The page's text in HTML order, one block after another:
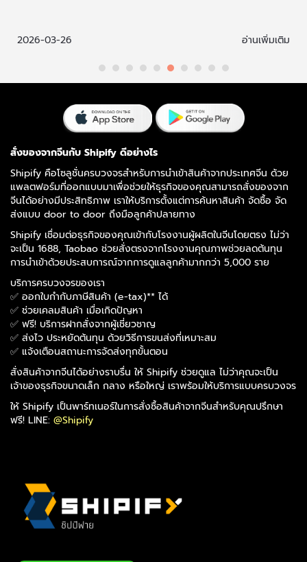
2026-03-26 อ่านเพิ่มเติม
สั่งของจากจีนกับ Shipify ดีอย่างไร
Shipify คือโซลูชั่นครบวงจรสำหรับการนำเข้าสินค้าจากประเทศจีน ด้วย
แพลตฟอร์มที่ออกแบบมาเพื่อช่วยให้ธุรกิจของคุณสามารถสั่งของจาก
จีนได้อย่างมีประสิทธิภาพ เราให้บริการตั้งแต่การค้นหาสินค้า จัดซื้อ จัด
ส่งแบบ door to door ถึงมือลูกค้าปลายทาง
Shipify เชื่อมต่อธุรกิจของคุณเข้ากับโรงงานผู้ผลิตในจีนโดยตรง ไม่ว่า
จะเป็น 1688, Taobao ช่วยสั่งตรงจากโรงงานคุณภาพช่วยลดต้นทุน
การนำเข้าด้วยประสบการณ์จากการดูแลลูกค้ามากกว่า 5,000 ราย
บริการครบวงจรของเรา
✅ ออกใบกำกับภาษีสินค้า (e-tax)** ได้
✅ ช่วยเคลมสินค้า เมื่อเกิดปัญหา
✅ ฟรี! บริการฝากสั่งจากผู้เชี่ยวชาญ
✅ ส่งไว ประหยัดต้นทุน ด้วยวิธีการขนส่งที่เหมาะสม
✅ แจ้งเตือนสถานะการจัดส่งทุกขั้นตอน
สั่งสินค้าจากจีนได้อย่างราบรื่น ให้ Shipify ช่วยดูแล ไม่ว่าคุณจะเป็น
เจ้าของธุรกิจขนาดเล็ก กลาง หรือใหญ่ เราพร้อมให้บริการแบบครบวงจร
ให้ Shipify เป็นพาร์ทเนอร์ในการสั่งซื้อสินค้าจากจีนสำหรับคุณปรึกษา
ฟรี! LINE: @Shipify